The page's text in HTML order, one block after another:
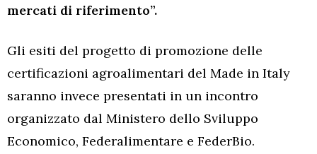
mercati di riferimento”.
Gli esiti del progetto di promozione delle
certificazioni agroalimentari del Made in Italy
saranno invece presentati in un incontro
organizzato dal Ministero dello Sviluppo
Economico, Federalimentare e FederBio.